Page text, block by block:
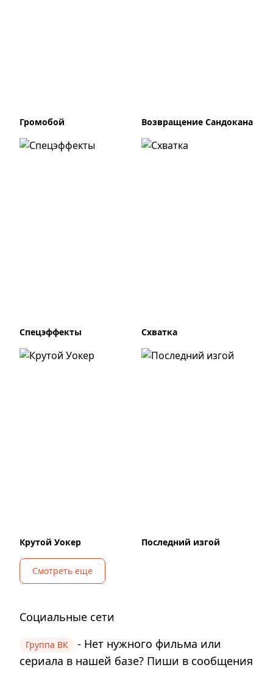
Громобой Возвращение Сандокана
Спецэффекты Схватка
Крутой Уокер Последний изгой
Смотреть еще
Социальные сети
Группа ВК
- Нет нужного фильма или
сериала в нашей базе? Пиши в сообщения